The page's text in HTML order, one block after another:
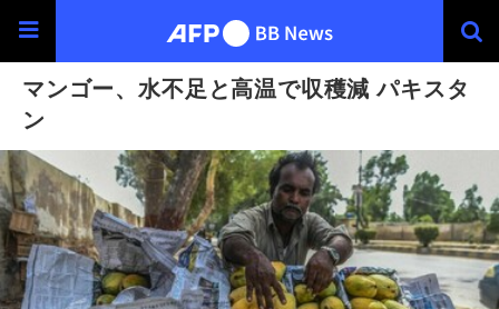
マンゴー、水不足と高温で収穫減 パキスタ
ン